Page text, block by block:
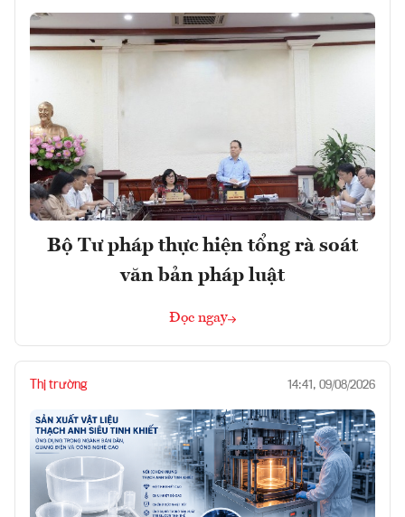
Bộ Tư pháp thực hiện tổng rà soát
văn bản pháp luật
Đọc ngay
Thị trường 14:41, 09/08/2026